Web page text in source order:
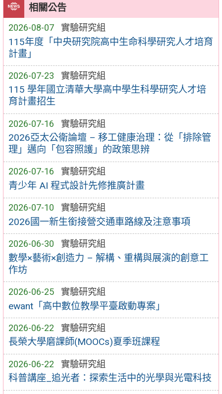
相關公告
2026-08-07 實驗研究組
115年度「中央研究院高中生命科學研究人才培育
計畫」
2026-07-23 實驗研究組
115 學年國立清華大學高中學生科學研究人才培
育計畫招生
2026-07-16 實驗研究組
2026亞太公衛論壇 – 移工健康治理：從「排除管
理」邁向「包容照護」的政策思辨
2026-07-16 實驗研究組
青少年 AI 程式設計先修推廣計畫
2026-07-10 實驗研究組
2026國一新生銜接營交通車路線及注意事項
2026-06-30 實驗研究組
數學×藝術×創造力 – 解構、重構與展演的創意工
作坊
2026-06-25 實驗研究組
ewant「高中數位教學平臺啟動專案」
2026-06-22 實驗研究組
長榮大學磨課師(MOOCs)夏季班課程
2026-06-22 實驗研究組
科普講座_追光者：探索生活中的光學與光電科技